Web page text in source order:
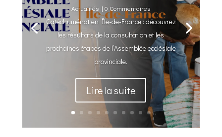
Actualités | 0 Commentaires
Catéchuménat en Île-de-France : découvrez
les résultats de la consultation et les
prochaines étapes de l’Assemblée ecclésiale
provinciale.
Lire la suite